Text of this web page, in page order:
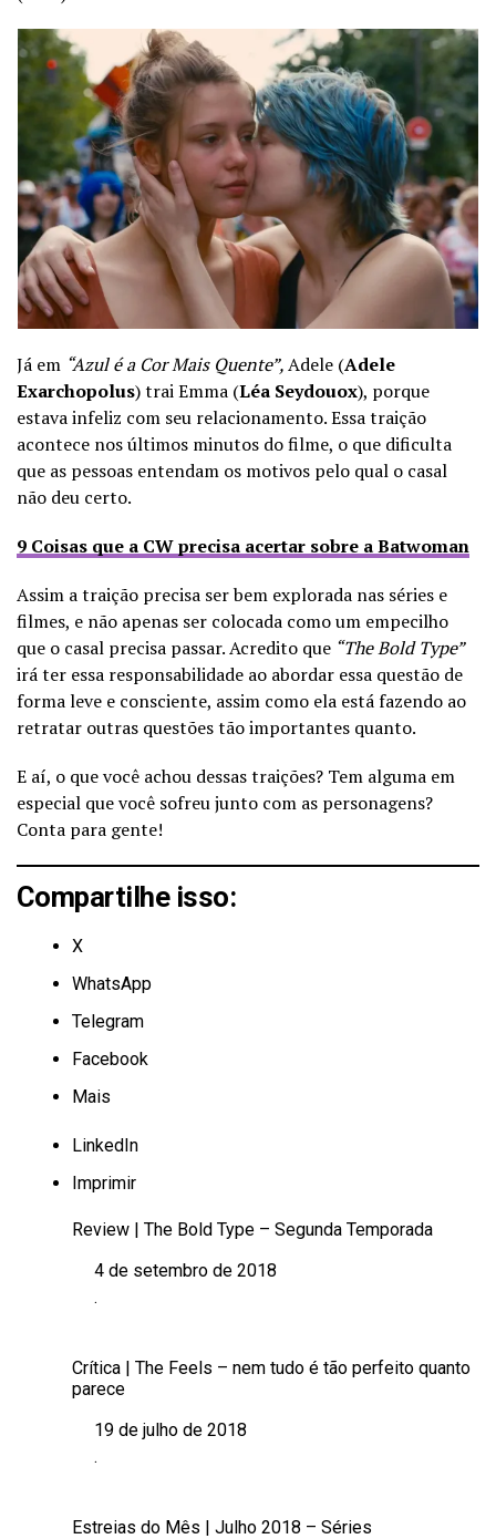
Já em “Azul é a Cor Mais Quente”,Adele (Adele
Exarchopolus) trai Emma (Léa Seydouox), porque
estava infeliz com seu relacionamento. Essa traição
acontece nos últimos minutos do filme, o que dificulta
que as pessoas entendam os motivos pelo qual o casal
não deu certo.
9 Coisas que a CW precisa acertar sobre a Batwoman
Assim a traição precisa ser bem explorada nas séries e
filmes, e não apenas ser colocada como um empecilho
que o casal precisa passar. Acredito que “The Bold Type”
irá ter essa responsabilidade ao abordar essa questão de
forma leve e consciente, assim como ela está fazendo ao
retratar outras questões tão importantes quanto.
E aí, o que você achou dessas traições? Tem alguma em
especial que você sofreu junto com as personagens?
Conta para gente!
Compartilhe isso:
X
WhatsApp
Telegram
Facebook
Mais
LinkedIn
Imprimir
Review | The Bold Type – Segunda Temporada
Data
4 de setembro de 2018
Em relação a
.
Crítica | The Feels – nem tudo é tão perfeito quanto
parece
Data19 de julho de 2018
Em relação a
.
Estreias do Mês | Julho 2018 – Séries